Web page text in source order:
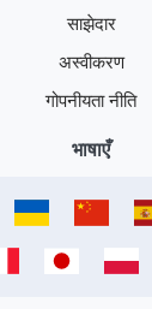
साझेदार
अस्वीकरण
गोपनीयता नीति
भाषाएँ